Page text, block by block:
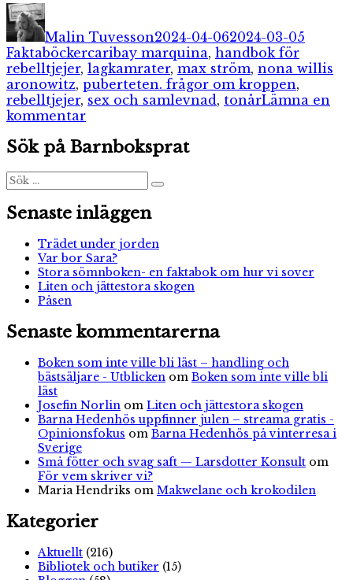
Författare
Malin Tuvesson2024-04-062024-03-05
FaktaböckerEtiketter
caribay marquina, handbok för
rebelltjejer, lagkamrater, max ström, nona willis
aronowitz, puberteten. frågor om kroppen,
rebelltjejer, sex och samlevnad, tonårLämna en
kommentartill
handbok
Sök på Barnboksprat
Sök
efter:
Sök
Senaste inläggen
Trädet under jorden
Var bor Sara?
Stora sömnboken- en faktabok om hur vi sover
Liten och jättestora skogen
Påsen
Senaste kommentarerna
Boken som inte ville bli läst – handling och
bästsäljare - Utblicken om Boken som inte ville bli
läst
Josefin Norlin om Liten och jättestora skogen
Barna Hedenhös uppfinner julen – streama gratis -
Opinionsfokus om Barna Hedenhös på vinterresa i
Sverige
Små fötter och svag saft — Larsdotter Konsult om
För vem skriver vi?
Maria Hendriks om Makwelane och krokodilen
Kategorier
Aktuellt (216)
Bibliotek och butiker (15)